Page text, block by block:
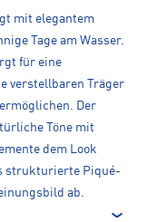
mit elegantem
Tage am Wasser.
für eine
verstellbaren Träger
Der
Töne mit
dem Look
strukturierte Piqué-
ab.